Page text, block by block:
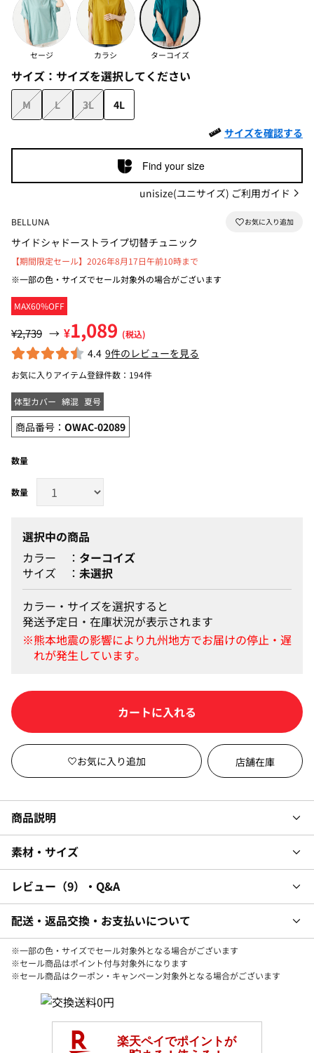
セージ カラシ ターコイズ
サイズ： サイズを選択してください
M L 3L
4L
サイズを確認する
Find your size
unisize(ユニサイズ) ご利用ガイド
BELLUNA
サイドシャドーストライプ切替チュニック
MAX60%OFF
【期間限定セール】2026年8月17日午前10時まで
※一部の色・サイズでセール対象外の場合がございます
¥2,739 → ¥1,089 (税込)
4.4 9件のレビューを見る
お気に入りアイテム登録件数： 194件
体型カバー 綿混 夏号
商品番号： OWAC-02089
数量
選択中の商品
カラー
ターコイズ
サイズ
未選択
カラー・サイズを選択すると
発送予定日・在庫状況が表示されます
カートに入れる
店舗在庫
商品説明
素材・サイズ
レビュー 9 ・Q&A
配送・返品交換・お支払いについて
※一部の色・サイズでセール対象外となる場合がございます
※セール商品はポイント付与対象外になります
※セール商品はクーポン・キャンペーン対象外となる場合がございます